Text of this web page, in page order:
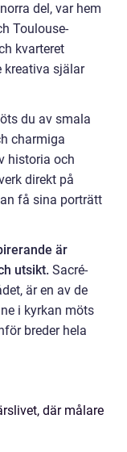
del, var hem
Toulouse-
kvarteret
kreativa själar
du av smala
charmiga
historia och
direkt på
få sina porträtt
är
utsikt. Sacré-
är en av de
i kyrkan möts
breder hela
där målare